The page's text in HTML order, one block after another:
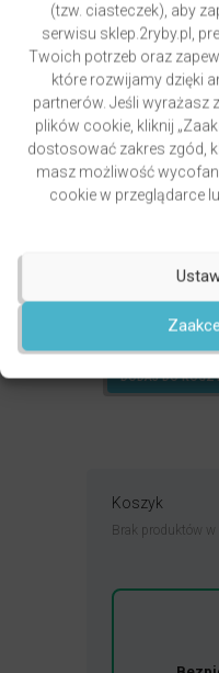
(tzw. ciasteczek), aby
serwisu sklep.2ryby.pl,
Twoich potrzeb oraz
które rozwijamy dzięki
partnerów. Jeśli wyrażasz
plików cookie, kliknij
dostosować zakres zgód,
masz możliwość
cookie w przeglądarce
GRZYWOCZ &
autorks. Piotr
na 5.
49,00zł
DODAJ DO
Koszyk
Brak produktów w